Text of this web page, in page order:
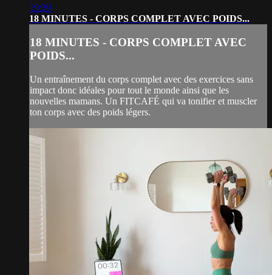
19:39
18 MINUTES - CORPS COMPLET AVEC POIDS...
18 MINUTES - CORPS COMPLET AVEC
POIDS...
Un entraînement du corps complet avec des exercices sans
impact donc idéales pour tout le monde ainsi que les
nouvelles mamans. Un FITCAFÉ qui va tonifier et muscler
ton corps avec des poids légers.